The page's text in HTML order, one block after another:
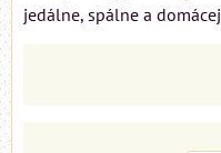
jedálne, spálne a